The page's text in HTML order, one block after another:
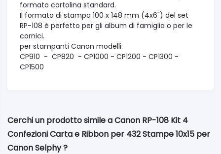
formato cartolina standard.
Il formato di stampa 100 x 148 mm (4x6") del set
RP-108 è perfetto per gli album di famiglia o per le
cornici.
per stampanti Canon modelli:
CP910 - CP820 - CP1000 - CP1200 - CP1300 -
CP1500
Cerchi un prodotto simile a Canon RP-108 Kit 4
Confezioni Carta e Ribbon per 432 Stampe 10x15 per
Canon Selphy ?